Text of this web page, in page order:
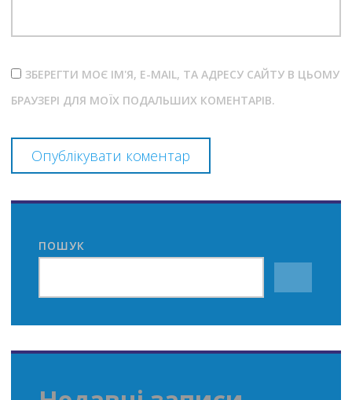
ЗБЕРЕГТИ МОЄ ІМ'Я, E-MAIL, ТА АДРЕСУ САЙТУ В ЦЬОМУ
БРАУЗЕРІ ДЛЯ МОЇХ ПОДАЛЬШИХ КОМЕНТАРІВ.
ПОШУК